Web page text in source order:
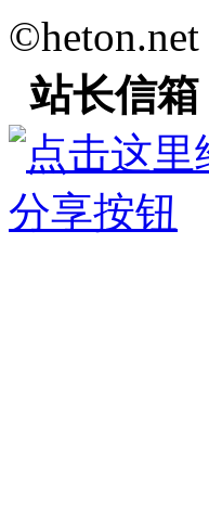
©heton.net
站长信箱
分享按钮